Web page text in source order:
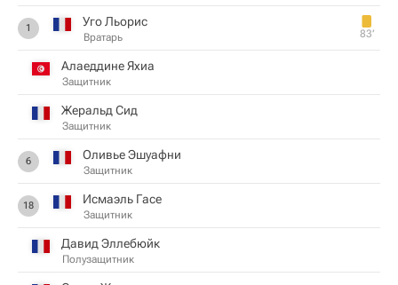
1 Уго Льорис
Вратарь 83‎’‎
Алаеддине Яхиа
Защитник
Жеральд Сид
Защитник
6 Оливье Эшуафни
Защитник
18 Исмаэль Гасе
Защитник
Давид Эллебюйк
Полузащитник